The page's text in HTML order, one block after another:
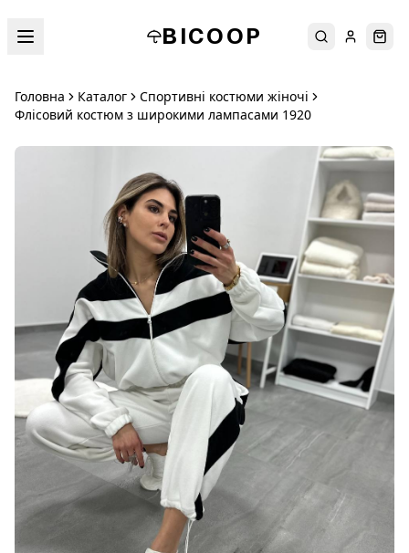
BICOOP ПошукУвійти
Головна Каталог
Спортивні костюми жіночі
Флісовий костюм з широкими лампасами 1920